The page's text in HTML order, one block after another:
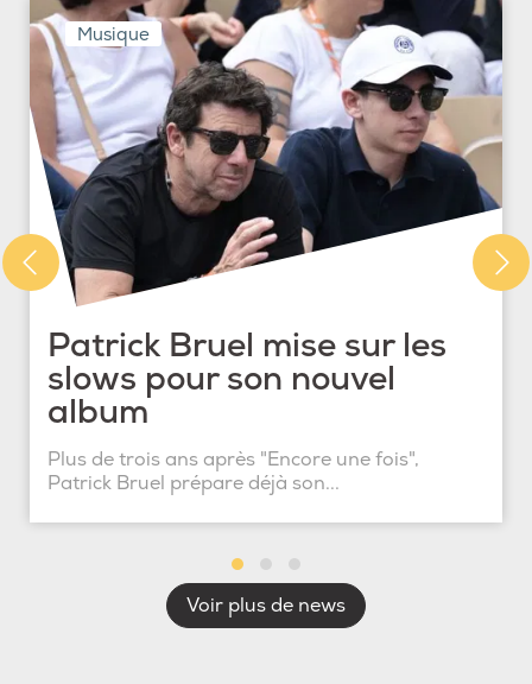
Musique
Patrick Bruel mise sur les
slows pour son nouvel
album
Plus de trois ans après "Encore une fois",
Patrick Bruel prépare déjà son...
Voir plus de news